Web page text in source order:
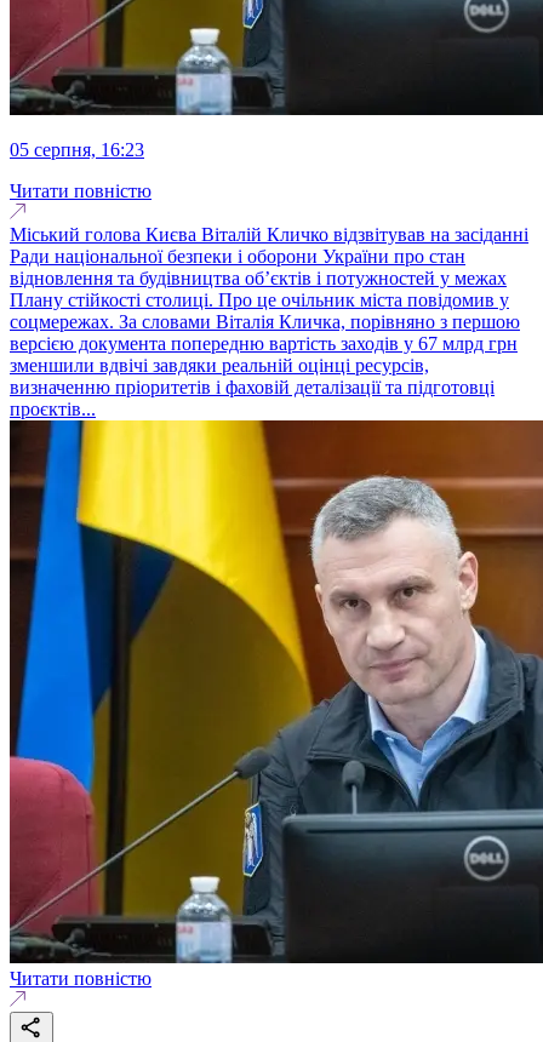
05 серпня, 16:23
Читати повністю
Міський голова Києва Віталій Кличко відзвітував на засіданні
Ради національної безпеки і оборони України про стан
відновлення та будівництва обʼєктів і потужностей у межах
Плану стійкості столиці. Про це очільник міста повідомив у
соцмережах. За словами Віталія Кличка, порівняно з першою
версією документа попередню вартість заходів у 67 млрд грн
зменшили вдвічі завдяки реальній оцінці ресурсів,
визначенню пріоритетів і фаховій деталізації та підготовці
проєктів...
Читати повністю